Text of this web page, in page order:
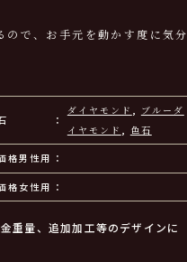
で、お手元を動かす度に気分
ダイヤモンド , ブルーダ
イヤモンド , 色石
格男性用
格女性用
重量、追加加工等のデザインに